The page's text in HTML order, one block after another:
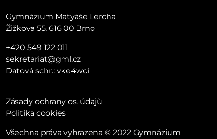
Gymnázium Matyáše Lercha
Žižkova 55, 616 00 Brno
+420 549 122 011
sekretariat@gml.cz
Datová schr.: vke4wci
Zásady ochrany os. údajů
Politika cookies
Všechna práva vyhrazena © 2022 Gymnázium